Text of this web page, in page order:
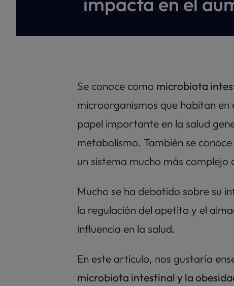
Se conoce como microbiota
microorganismos que habitan
papel importante en la salud
metabolismo. También se
un sistema mucho más complejo
Mucho se ha debatido sobre su
la regulación del apetito y el
influencia en la salud.
microbiota intestinal y la